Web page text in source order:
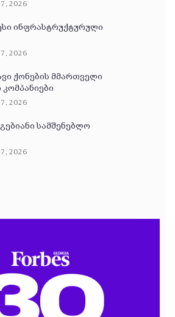
2026
ინფრასტრუქტურული
2026
ქონების მმართველი
კომპანიები
2026
სამშენებლო
2026